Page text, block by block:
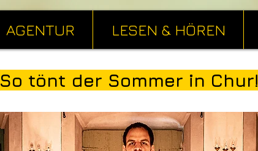
AGENTUR LESEN & HÖREN
So tönt der Sommer in Chur!